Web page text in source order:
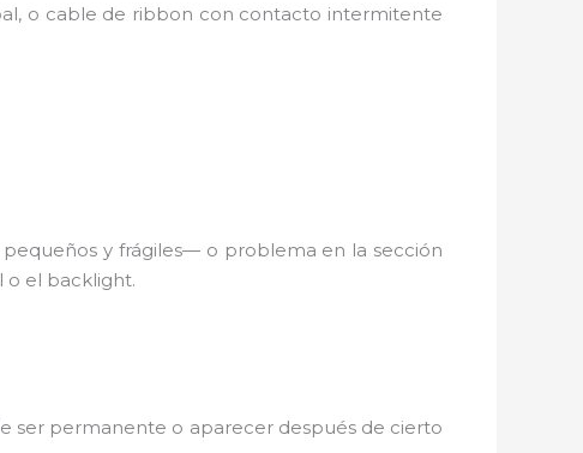
o cable de ribbon con contacto intermitente
y frágiles— o problema en la sección
o el backlight.
ser permanente o aparecer después de cierto